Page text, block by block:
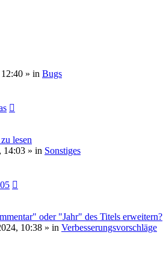
» in Bugs
lesen
14:03 » in Sonstiges
oder "Jahr" des Titels erweitern?
10:38 » in Verbesserungsvorschläge